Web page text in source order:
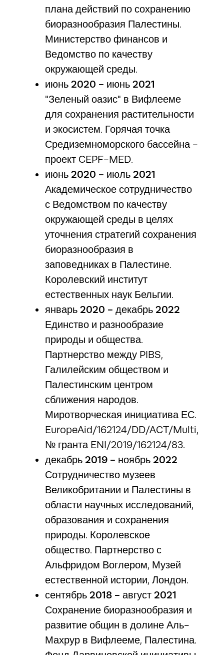
плана действий по сохранению
биоразнообразия Палестины.
Министерство финансов и
Ведомство по качеству
окружающей среды.
июнь 2020 - июнь 2021
"Зеленый оазис" в Вифлееме
для сохранения растительности
и экосистем. Горячая точка
Средиземноморского бассейна -
проект CEPF-MED.
июнь 2020 - июль 2021
Академическое сотрудничество
с Ведомством по качеству
окружающей среды в целях
уточнения стратегий сохранения
биоразнообразия в
заповедниках в Палестине.
Королевский институт
естественных наук Бельгии.
январь 2020 - декабрь 2022
Единство и разнообразие
природы и общества.
Партнерство между PIBS,
Галилейским обществом и
Палестинским центром
сближения народов.
Миротворческая инициатива ЕС.
EuropeAid/162124/DD/ACT/Multi,
№ гранта ENI/2019/162124/83.
декабрь 2019 - ноябрь 2022
Сотрудничество музеев
Великобритании и Палестины в
области научных исследований,
образования и сохранения
природы. Королевское
общество. Партнерство с
Альфридом Воглером, Музей
естественной истории, Лондон.
сентябрь 2018 - август 2021
Сохранение биоразнообразия и
развитие общин в долине Аль-
Махрур в Вифлееме, Палестина.